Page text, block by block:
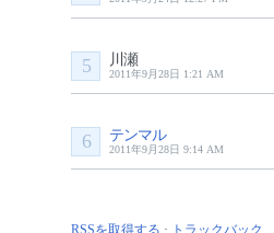
5 川瀬
2011年9月28日 1:21 AM
6 テンマル
2011年9月28日 9:14 AM
RSSを取得する · トラックバック